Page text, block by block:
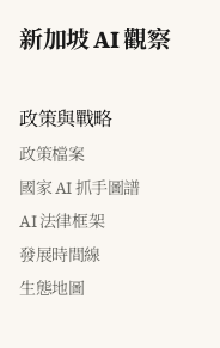
新加坡 AI 觀察
政策與戰略
政策檔案
國家 AI 抓手圖譜
AI 法律框架
發展時間線
生態地圖